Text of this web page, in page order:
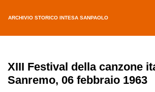
ARCHIVIO STORICO INTESA SANPAOLO
XIII Festival della canzone
Sanremo, 06 febbraio 1963